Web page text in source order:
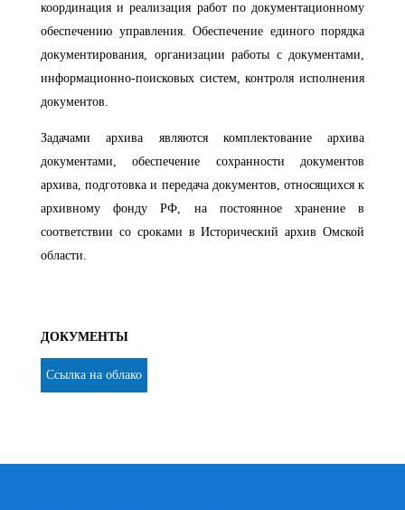
координация и реализация работ по документационному
обеспечению управления. Обеспечение единого порядка
документирования, организации работы с документами,
информационно-поисковых систем, контроля исполнения
документов.
Задачами архива являются комплектование архива
документами, обеспечение сохранности документов
архива, подготовка и передача документов, относящихся к
архивному фонду РФ, на постоянное хранение в
соответствии со сроками в Исторический архив Омской
области.
ДОКУМЕНТЫ
Ссылка на облако